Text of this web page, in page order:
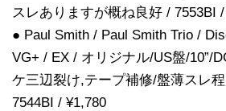
スレありますが概ね良好 / 7553BI
● Paul Smith / Paul Smith Trio /
VG+ / EX / オリジナル/US盤/10”/
ケ三辺裂け,テープ補修/盤薄スレ
7544BI / ¥1,780